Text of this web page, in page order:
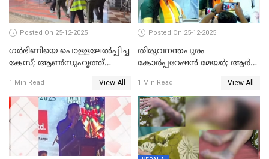
Posted On 25-12-2025
ഗര്‍ഭിണിയെ പൊള്ളലേല്‍പ്പിച്ച
കേസ്; ആണ്‍സുഹൃത്ത്
1 Min Read View All
Posted On 25-12-2025
തിരുവനന്തപുരം
കോര്‍പ്പറേഷന്‍ മേയർ; ആര്‍
1 Min Read View All